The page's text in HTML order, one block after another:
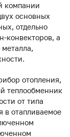
компании
основных
отдельно
конвекторов, а
металла,
отопления,
теплообменник
от типа
в отапливаемое